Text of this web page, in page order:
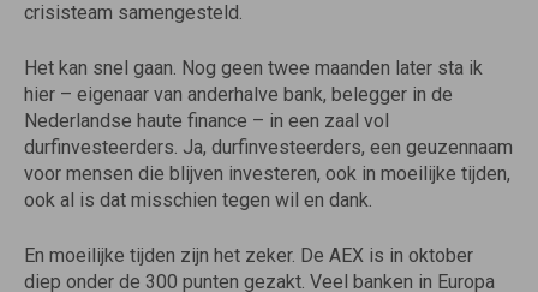
crisisteam samengesteld.
Het kan snel gaan. Nog geen twee maanden later sta ik
hier – eigenaar van anderhalve bank, belegger in de
Nederlandse haute finance – in een zaal vol
durfinvesteerders. Ja, durfinvesteerders, een geuzennaam
voor mensen die blijven investeren, ook in moeilijke tijden,
ook al is dat misschien tegen wil en dank.
En moeilijke tijden zijn het zeker. De AEX is in oktober
diep onder de 300 punten gezakt. Veel banken in Europa